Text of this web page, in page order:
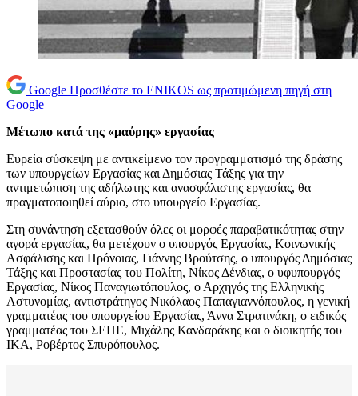
Google Προσθέστε το ENIKOS ως προτιμώμενη πηγή στη
Google
Μέτωπο κατά της «μαύρης» εργασίας
Ευρεία σύσκεψη με αντικείμενο τον προγραμματισμό της δράσης
των υπουργείων Εργασίας και Δημόσιας Τάξης για την
αντιμετώπιση της αδήλωτης και ανασφάλιστης εργασίας, θα
πραγματοποιηθεί αύριο, στο υπουργείο Εργασίας.
Στη συνάντηση εξετασθούν όλες οι μορφές παραβατικότητας στην
αγορά εργασίας, θα μετέχουν ο υπουργός Εργασίας, Κοινωνικής
Ασφάλισης και Πρόνοιας, Γιάννης Βρούτσης, ο υπουργός Δημόσιας
Τάξης και Προστασίας του Πολίτη, Νίκος Δένδιας, ο υφυπουργός
Εργασίας, Νίκος Παναγιωτόπουλος, ο Αρχηγός της Ελληνικής
Αστυνομίας, αντιστράτηγος Νικόλαος Παπαγιαννόπουλος, η γενική
γραμματέας του υπουργείου Εργασίας, Άννα Στρατινάκη, ο ειδικός
γραμματέας του ΣΕΠΕ, Μιχάλης Κανδαράκης και ο διοικητής του
ΙΚΑ, Ροβέρτος Σπυρόπουλος.